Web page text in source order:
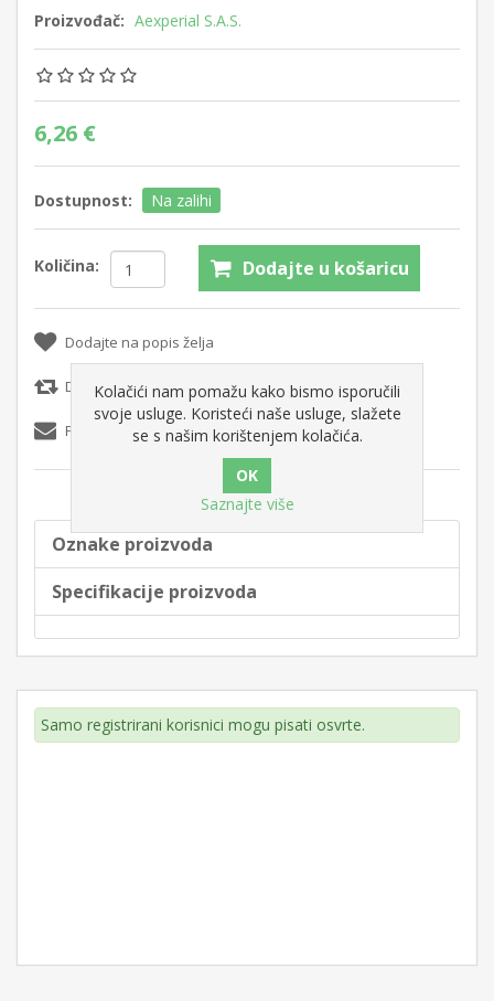
Proizvođač: Aexperial S.A.S.
6,26 €
Dostupnost: Na zalihi
Količina: Dodajte u košaricu
Dodajte na popis želja
Dodajte popisu za usporedbu
Pošaljite e-mail prijatelju
Oznake proizvoda
Specifikacije proizvoda
Samo registrirani korisnici mogu pisati osvrte.
Kolačići nam pomažu kako bismo isporučili
svoje usluge. Koristeći naše usluge, slažete
se s našim korištenjem kolačića.
Saznajte više